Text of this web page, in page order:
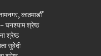
काठमाडौँ
घनश्याम श्रेष्ठ
श्रेष्ठ
सुवेदी